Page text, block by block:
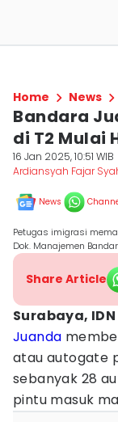
Home News
Bandara
di T2 Mulai
16 Jan 2025, 10:51 WIB
Ardiansyah Fajar
News
Petugas imigrasi
Dok. Manajemen
Share Article
Surabaya,
Juanda
atau autogate
sebanyak 28
pintu masuk